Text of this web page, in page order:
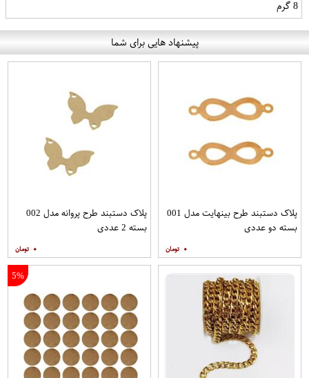
8 گرم
پیشنهاد هایی برای شما
پلاک دستبند طرح بینهایت مدل 001
بسته دو عددی
۰
پلاک دستبند طرح پروانه مدل 002
بسته 2 عددی
۰
5%